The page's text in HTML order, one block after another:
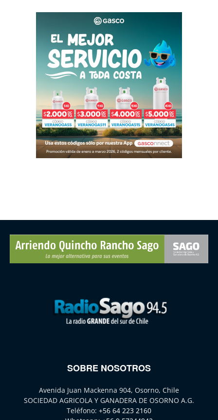
SOBRE NOSOTROS
Avenida Juan Mackenna 904, Osorno, Chile
SOCIEDAD AGRICOLA Y GANADERA DE OSORNO A.G.
Teléfono: +56 64 223 2160